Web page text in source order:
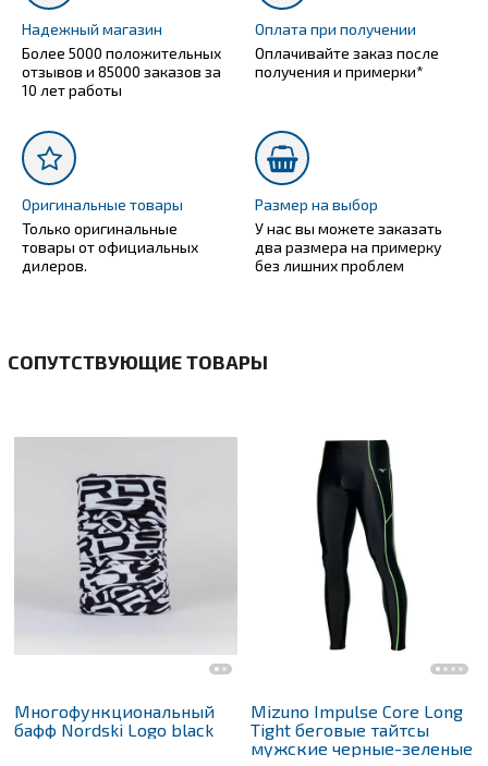
Надежный магазин
Более 5000 положительных
отзывов и 85000 заказов за
10 лет работы
Оплата при получении
Оплачивайте заказ после
получения и примерки*
Оригинальные товары
Только оригинальные
товары от официальных
дилеров.
Размер на выбор
У нас вы можете заказать
два размера на примерку
без лишних проблем
СОПУТСТВУЮЩИЕ ТОВАРЫ
Многофункциональный
бафф Nordski Logo black
Mizuno Impulse Core Long
Tight беговые тайтсы
мужские черные-зеленые